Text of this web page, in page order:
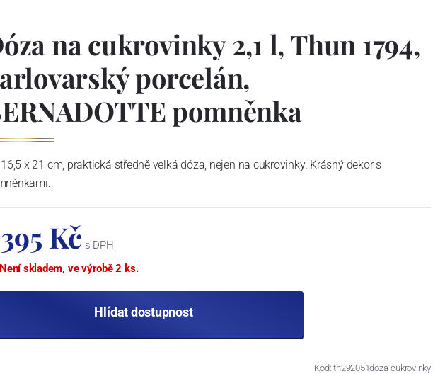
na cukrovinky 2,1 l, Thun 1794,
porcelán,
pomněnka
x 21 cm, praktická středně velká dóza, nejen na cukrovinky. Krásný dekor s
Kč s DPH
Není skladem, ve výrobě 2 ks.
Hlídat dostupnost
Kód: th292051doza-cukrovinky